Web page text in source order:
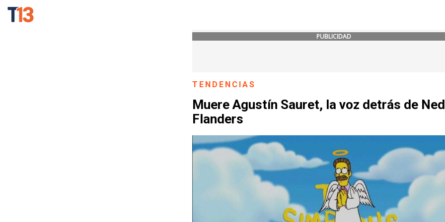
PUBLICIDAD
TENDENCIAS
Muere Agustín Sauret, la voz detrás de Ned
Flanders